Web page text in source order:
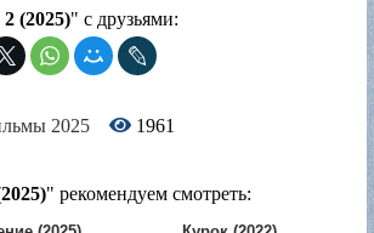
(2025)" с друзьями:
2025 1961
" рекомендуем смотреть: